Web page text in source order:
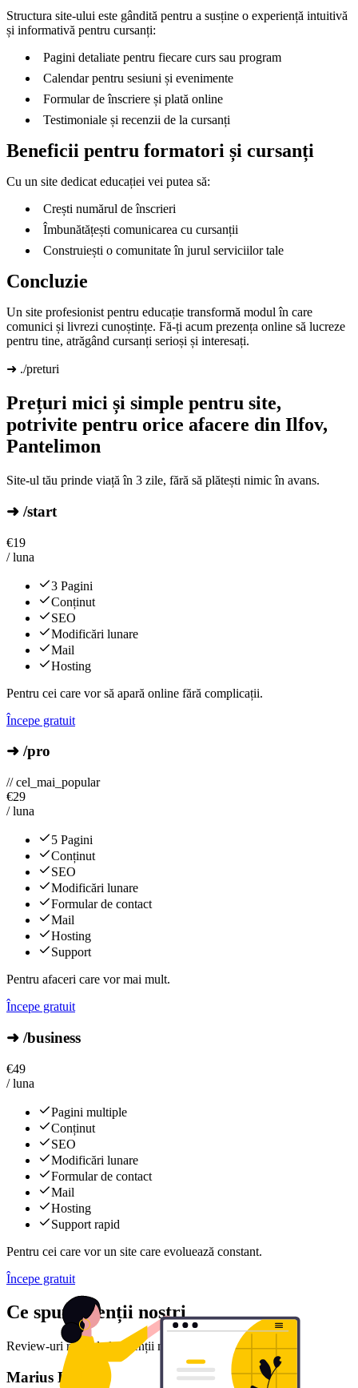
Structura site-ului este gândită pentru a susține o experiență intuitivă
și informativă pentru cursanți:
Pagini detaliate pentru fiecare curs sau program
Calendar pentru sesiuni și evenimente
Formular de înscriere și plată online
Testimoniale și recenzii de la cursanți
Beneficii pentru formatori și cursanți
Cu un site dedicat educației vei putea să:
Crești numărul de înscrieri
Îmbunătățești comunicarea cu cursanții
Construiești o comunitate în jurul serviciilor tale
Concluzie
Un site profesionist pentru educație transformă modul în care
comunici și livrezi cunoștințe. Fă-ți acum prezența online să lucreze
pentru tine, atrăgând cursanți serioși și interesați.
➜ ./preturi
Prețuri mici și simple pentru site,
potrivite pentru orice afacere din Ilfov,
Pantelimon
Site-ul tău prinde viață în 3 zile, fără să plătești nimic în avans.
➜ /start
€19
/ luna
3 Pagini
Conținut
SEO
Modificări lunare
Mail
Hosting
Pentru cei care vor să apară online fără complicații.
Începe gratuit
➜ /pro
// cel_mai_popular
€29
/ luna
5 Pagini
Conținut
SEO
Modificări lunare
Formular de contact
Mail
Hosting
Support
Pentru afaceri care vor mai mult.
Începe gratuit
➜ /business
€49
/ luna
Pagini multiple
Conținut
SEO
Modificări lunare
Formular de contact
Mail
Hosting
Support rapid
Pentru cei care vor un site care evoluează constant.
Începe gratuit
Ce spun clienții noștri
Review-uri reale de la clienții noștri mulțumiți
Marius D.